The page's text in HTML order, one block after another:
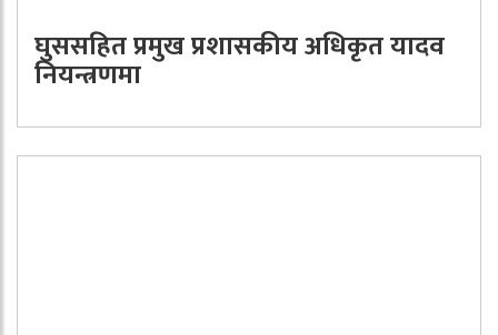
घुससहित प्रमुख प्रशासकीय अधिकृत यादव
नियन्त्रणमा